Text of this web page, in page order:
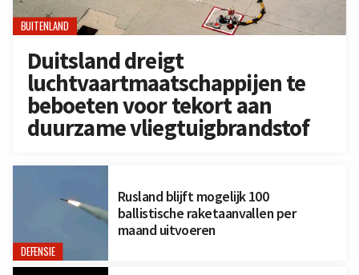
BUITENLAND
Duitsland dreigt
luchtvaartmaatschappijen te
beboeten voor tekort aan
duurzame vliegtuigbrandstof
DEFENSIE
Rusland blijft mogelijk 100
ballistische raketaanvallen per
maand uitvoeren